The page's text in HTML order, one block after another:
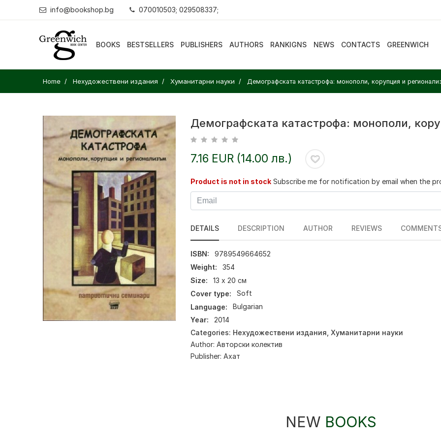
info@bookshop.bg 070010503; 029508337;
BOOKS BESTSELLERS PUBLISHERS AUTHORS RANKIGNS NEWS CONTACTS GREENWICH
Home Нехудожествени издания Хуманитарни науки Демографската катастрофа: монополи, корупция и
Демографската катастрофа: монополи,
7.16 EUR (14.00 лв.)
Product is not in stock Subscribe me for notification by email when the
DETAILS DESCRIPTION AUTHOR REVIEWS
ISBN:
9789549664652
Weight:
354
Size:
13 х 20 см
Cover type:
Soft
Language:
Bulgarian
Year:
2014
Categories: Нехудожествени издания Хуманитарни науки
Author: Авторски колектив
Publisher: Ахат
NEW BOOKS